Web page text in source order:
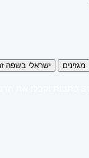
מגזינים ישראלי בשפה